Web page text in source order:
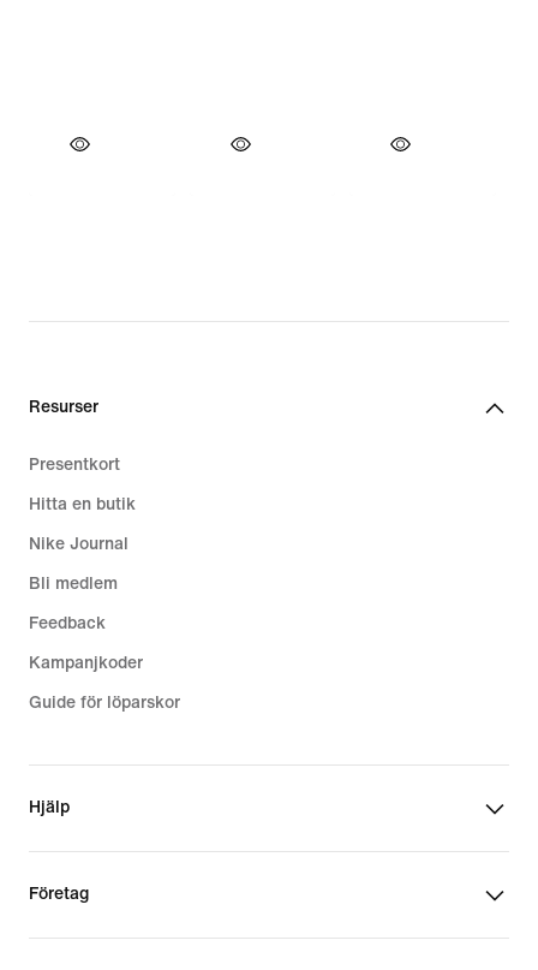
Resurser
Presentkort
Hitta en butik
Nike Journal
Bli medlem
Feedback
Kampanjkoder
Guide för löparskor
Hjälp
Företag